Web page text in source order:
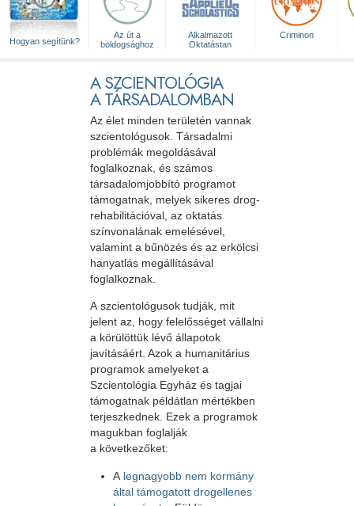
Hogyan segítünk?
Az út a
boldogsághoz
Alkalmazott
Oktatástan
Criminon
A SZCIENTOLÓGIA
A TÁRSADALOMBAN
Az élet minden területén vannak
szcientológusok. Társadalmi
problémák megoldásával
foglalkoznak, és számos
társadalomjobbító programot
támogatnak, melyek sikeres drog-
rehabilitációval, az oktatás
színvonalának emelésével,
valamint a bűnözés és az erkölcsi
hanyatlás megállításával
foglalkoznak.
A szcientológusok tudják, mit
jelent az, hogy felelősséget vállalni
a körülöttük lévő állapotok
javításáért. Azok a humanitárius
programok amelyeket a
Szcientológia Egyház és tagjai
támogatnak példátlan mértékben
terjeszkednek. Ezek a programok
magukban foglalják
a következőket:
A legnagyobb nem kormány
által támogatott drogellenes